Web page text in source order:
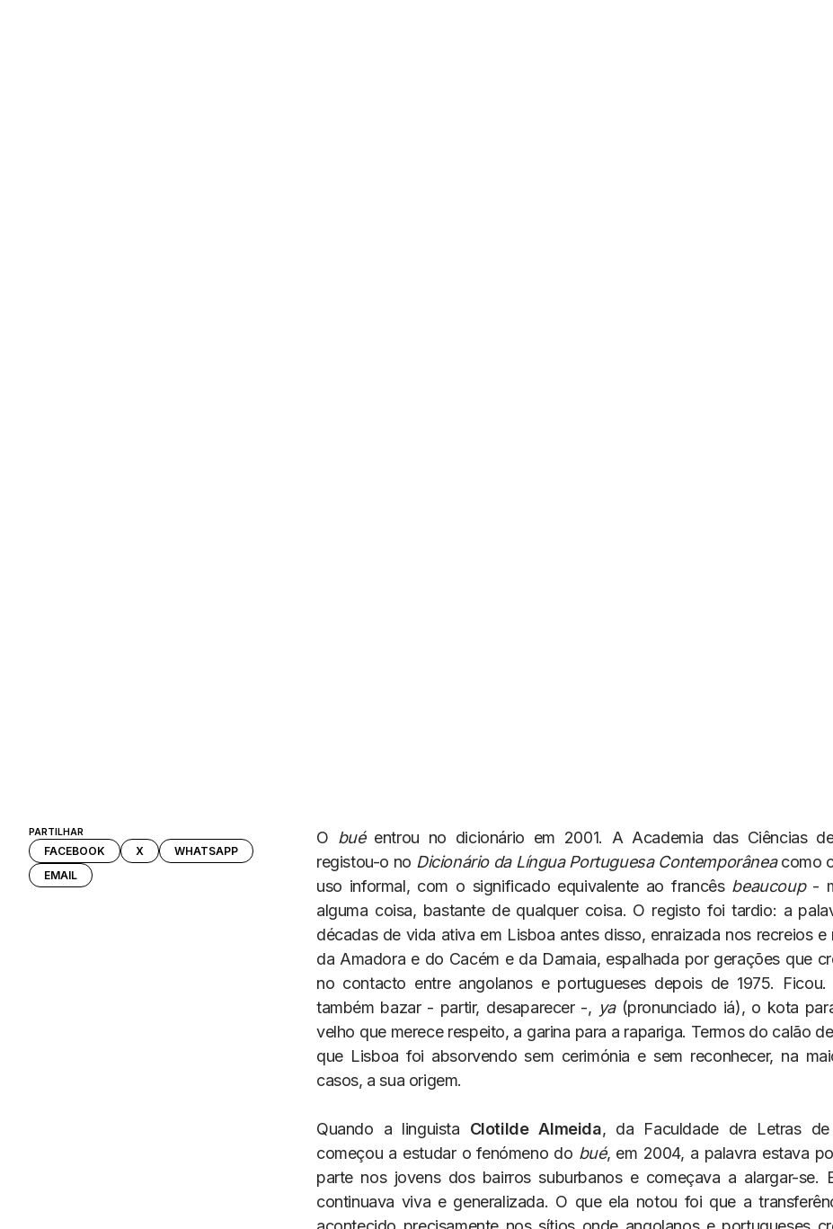
PARTILHAR
FACEBOOK X
WHATSAPP
EMAIL
O buéentrou no dicionário em 2001. A Academia das Ciências
registou-o no Dicionário da Língua Portuguesa Contemporâneacomo
uso informal, com o significado equivalente ao francês beaucoup-
alguma coisa, bastante de qualquer coisa. O registo foi tardio: a
décadas de vida ativa em Lisboa antes disso, enraizada nos recreios e
da Amadora e do Cacém e da Damaia, espalhada por gerações que
no contacto entre angolanos e portugueses depois de 1975. Ficou.
também bazar - partir, desaparecer -, ya(pronunciado iá), o kota
velho que merece respeito, a garina para a rapariga. Termos do calão
que Lisboa foi absorvendo sem cerimónia e sem reconhecer, na
casos, a sua origem.
Quando a linguista Clotilde Almeida, da Faculdade de Letras de
começou a estudar o fenómeno do bué, em 2004, a palavra estava
parte nos jovens dos bairros suburbanos e começava a alargar-se.
continuava viva e generalizada. O que ela notou foi que a